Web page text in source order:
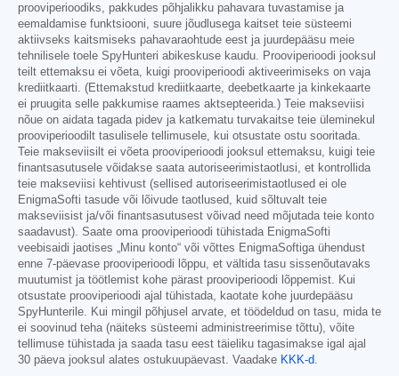
prooviperioodiks, pakkudes põhjalikku pahavara tuvastamise ja
eemaldamise funktsiooni, suure jõudlusega kaitset teie süsteemi
aktiivseks kaitsmiseks pahavaraohtude eest ja juurdepääsu meie
tehnilisele toele SpyHunteri abikeskuse kaudu. Prooviperioodi jooksul
teilt ettemaksu ei võeta, kuigi prooviperioodi aktiveerimiseks on vaja
krediitkaarti. (Ettemakstud krediitkaarte, deebetkaarte ja kinkekaarte
ei pruugita selle pakkumise raames aktsepteerida.) Teie makseviisi
nõue on aidata tagada pidev ja katkematu turvakaitse teie üleminekul
prooviperioodilt tasulisele tellimusele, kui otsustate ostu sooritada.
Teie makseviisilt ei võeta prooviperioodi jooksul ettemaksu, kuigi teie
finantsasutusele võidakse saata autoriseerimistaotlusi, et kontrollida
teie makseviisi kehtivust (sellised autoriseerimistaotlused ei ole
EnigmaSofti tasude või lõivude taotlused, kuid sõltuvalt teie
makseviisist ja/või finantsasutusest võivad need mõjutada teie konto
saadavust). Saate oma prooviperioodi tühistada EnigmaSofti
veebisaidi jaotises „Minu konto“ või võttes EnigmaSoftiga ühendust
enne 7-päevase prooviperioodi lõppu, et vältida tasu sissenõutavaks
muutumist ja töötlemist kohe pärast prooviperioodi lõppemist. Kui
otsustate prooviperioodi ajal tühistada, kaotate kohe juurdepääsu
SpyHunterile. Kui mingil põhjusel arvate, et töödeldud on tasu, mida te
ei soovinud teha (näiteks süsteemi administreerimise tõttu), võite
tellimuse tühistada ja saada tasu eest täieliku tagasimakse igal ajal
30 päeva jooksul alates ostukuupäevast. Vaadake KKK-d.